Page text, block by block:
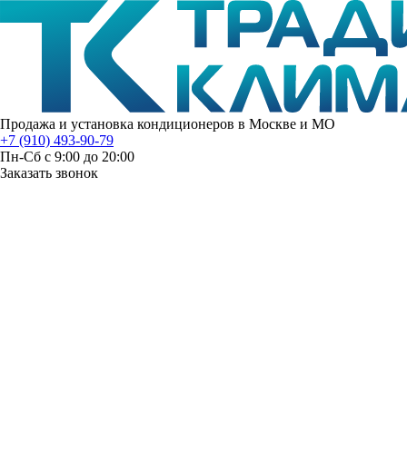
Продажа и установка кондиционеров в Москве и МО
+7 (910) 493-90-79
Пн-Сб с 9:00 до 20:00
Заказать звонок